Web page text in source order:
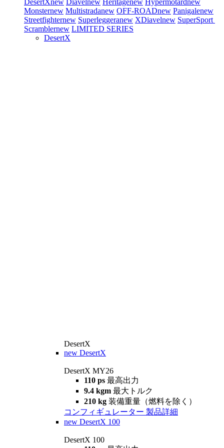
DesertXnew Diavelnew Heritagenew Hypermotardnew
Monsternew Multistradanew OFF-ROADnew Panigalenew
Streetfighternew Superleggeranew XDiavelnew SuperSport
Scramblernew LIMITED SERIES
DesertX
DesertX
new DesertX
DesertX MY26
110 ps 最高出力
9.4 kgm 最大トルク
210 kg 装備重量（燃料を除く）
コンフィギュレーター 製品詳細
new DesertX 100
DesertX 100